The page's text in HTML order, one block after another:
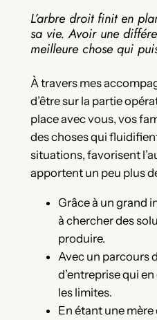
L’arbre droit finit en
sa vie. Avoir une
meilleure chose qui
À travers mes
d’être sur la partie
place avec vous, vos
des choses qui
situations, favorisent
apportent un peu plus
Grâce à un grand
à chercher des
produire.
Avec un parcours
d’entreprise qui
les limites.
En étant une